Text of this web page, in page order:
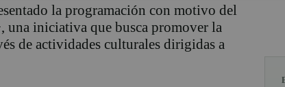
la programación con motivo del
iniciativa que busca promover la
de actividades culturales dirigidas a